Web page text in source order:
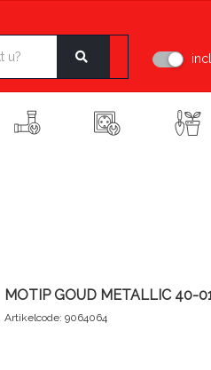
MOTIP GOUD METALLIC 40-
Artikelcode: 9064064